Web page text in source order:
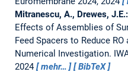
Mitranescu, A., Drewes, J.E.:
Effects of Assemblies of
Feed Spacers to Reduce
Numerical Investigation.
2024
mehr… BibTeX